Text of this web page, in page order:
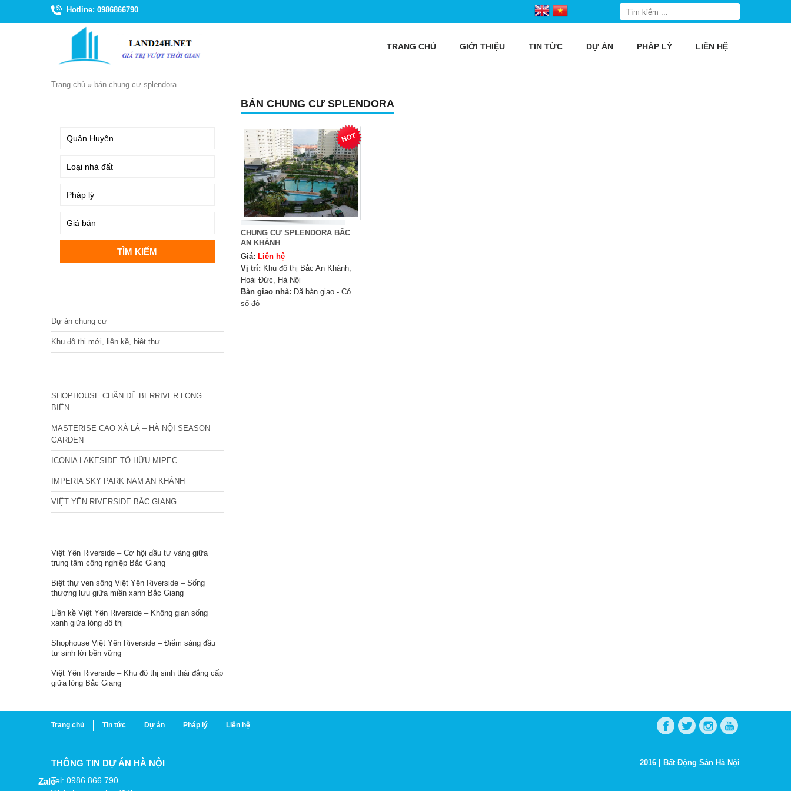
Hotline: 0986866790
TRANG CHỦ GIỚI THIỆU TIN TỨC DỰ ÁN PHÁP LÝ LIÊN HỆ
Trang chủ » bán chung cư splendora
BÁN CHUNG CƯ SPLENDORA
CHUNG CƯ SPLENDORA BẮC
AN KHÁNH
Giá: Liên hệ
Vị trí: Khu đô thị Bắc An Khánh,
Hoài Đức, Hà Nội
Bàn giao nhà: Đã bàn giao - Có
sổ đỏ
Dự án chung cư
Khu đô thị mới, liền kề, biệt thự
SHOPHOUSE CHÂN ĐẾ BERRIVER LONG
BIÊN
MASTERISE CAO XÀ LÁ – HÀ NỘI SEASON
GARDEN
ICONIA LAKESIDE TỐ HỮU MIPEC
IMPERIA SKY PARK NAM AN KHÁNH
VIỆT YÊN RIVERSIDE BẮC GIANG
Việt Yên Riverside – Cơ hội đầu tư vàng giữa
trung tâm công nghiệp Bắc Giang
Biệt thự ven sông Việt Yên Riverside – Sống
thượng lưu giữa miền xanh Bắc Giang
Liền kề Việt Yên Riverside – Không gian sống
xanh giữa lòng đô thị
Shophouse Việt Yên Riverside – Điểm sáng đầu
tư sinh lời bền vững
Việt Yên Riverside – Khu đô thị sinh thái đẳng cấp
giữa lòng Bắc Giang
Trang chủ Tin tức Dự án Pháp lý Liên hệ
THÔNG TIN DỰ ÁN HÀ NỘI
Tel: 0986 866 790
2016 | Bất Động Sản Hà Nội
Zalo